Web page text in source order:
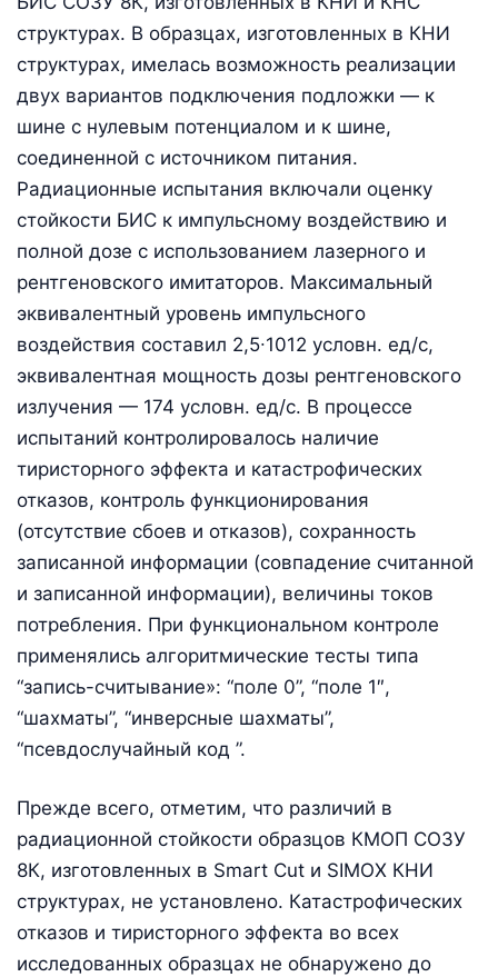
структурах. В образцах, изготовленных в КНИ
структурах, имелась возможность реализации
двух вариантов подключения подложки — к
шине с нулевым потенциалом и к шине,
соединенной с источником питания.
Радиационные испытания включали оценку
стойкости БИС к импульсному воздействию и
полной дозе с использованием лазерного и
рентгеновского имитаторов. Максимальный
эквивалентный уровень импульсного
воздействия составил 2,5∙1012 условн. ед/с,
эквивалентная мощность дозы рентгеновского
излучения — 174 условн. ед/с. В процессе
испытаний контролировалось наличие
тиристорного эффекта и катастрофичеcких
отказов, контроль функционирования
(отсутствие сбоев и отказов), сохранность
записанной информации (совпадение считанной
и записанной информации), величины токов
потребления. При функциональном контроле
применялись алгоритмические тесты типа
“запись-считывание»: “поле 0”, “поле 1″,
“шахматы”, “инверсные шахматы”,
“псевдослучайный код ”.
Прежде всего, отметим, что различий в
радиационной стойкости образцов КМОП СОЗУ
8К, изготовленных в Smart Cut и SIMOX КНИ
структурах, не установлено. Катастрофических
отказов и тиристорного эффекта во всех
исследованных образцах не обнаружено до